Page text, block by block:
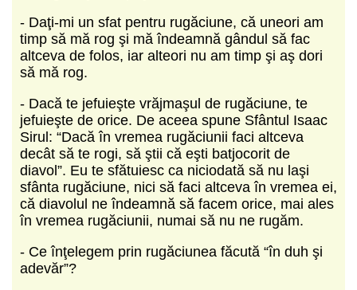
- Daţi-mi un sfat pentru rugăciune, că uneori am
timp să mă rog şi mă îndeamnă gândul să fac
altceva de folos, iar alteori nu am timp şi aş dori
să mă rog.
- Dacă te jefuieşte vrăjmaşul de rugăciune, te
jefuieşte de orice. De aceea spune Sfântul Isaac
Sirul: “Dacă în vremea rugăciunii faci altceva
decât să te rogi, să ştii că eşti batjocorit de
diavol”. Eu te sfătuiesc ca niciodată să nu laşi
sfânta rugăciune, nici să faci altceva în vremea ei,
că diavolul ne îndeamnă să facem orice, mai ales
în vremea rugăciunii, numai să nu ne rugăm.
- Ce înţelegem prin rugăciunea făcută “în duh şi
adevăr”?